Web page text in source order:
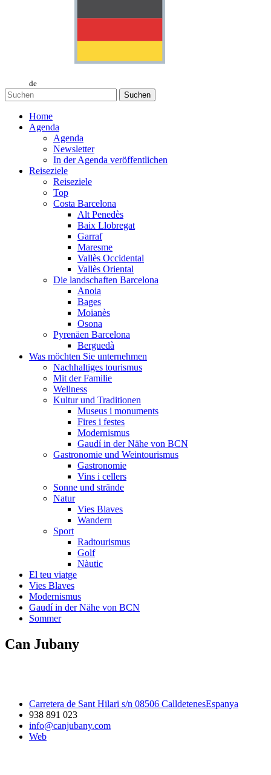
de
Suchen
Home
Agenda
Agenda
Newsletter
In der Agenda veröffentlichen
Reiseziele
Reiseziele
Top
Costa Barcelona
Alt Penedès
Baix Llobregat
Garraf
Maresme
Vallès Occidental
Vallès Oriental
Die landschaften Barcelona
Anoia
Bages
Moianès
Osona
Pyrenäen Barcelona
Berguedà
Was möchten Sie unternehmen
Nachhaltiges tourismus
Mit der Familie
Wellness
Kultur und Traditionen
Museus i monuments
Fires i festes
Modernismus
Gaudí in der Nähe von BCN
Gastronomie und Weintourismus
Gastronomie
Vins i cellers
Sonne und strände
Natur
Vies Blaves
Wandern
Sport
Radtourismus
Golf
Nàutic
El teu viatge
Vies Blaves
Modernismus
Gaudí in der Nähe von BCN
Sommer
Can Jubany
Carretera de Sant Hilari s/n 08506 CalldetenesEspanya
938 891 023
info@canjubany.com
Web